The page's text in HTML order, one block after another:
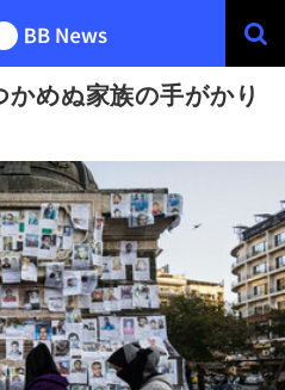
かめぬ家族の手がかり